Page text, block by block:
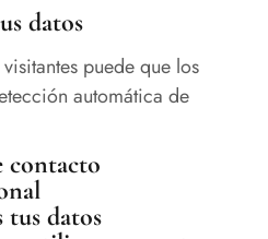
datos
puede que los
automática de
contacto
tus datos